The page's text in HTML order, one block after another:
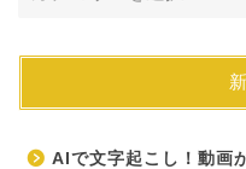
AIで文字起こし！動画